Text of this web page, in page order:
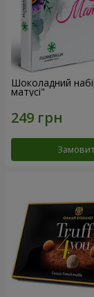
Шоколадний
матусі"